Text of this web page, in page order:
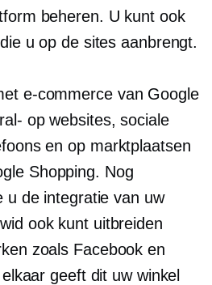
beheren. U kunt ook
u op de sites aanbrengt.
e-commerce van Google
op websites, sociale
en op marktplaatsen
Shopping. Nog
u de integratie van uw
ook kunt uitbreiden
zoals Facebook en
geeft dit uw winkel